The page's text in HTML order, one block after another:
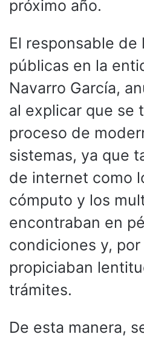
próximo año.
El responsable de
públicas en la
Navarro García,
al explicar que se
proceso de
sistemas, ya que
de internet como
cómputo y los
encontraban en
condiciones y, por
propiciaban
trámites.
De esta manera,